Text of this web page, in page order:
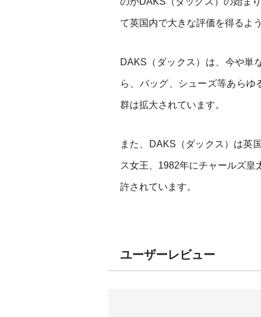
て英国内で大きな評価を得るよ
DAKS（ダックス）は、今や単
ら、バッグ、シューズ等あら
群は拡大されています。
また、DAKS（ダックス）は英
ス女王、1982年にチャールズ
許されています。
ユーザーレビュー